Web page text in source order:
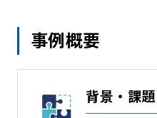
事例概要
背景・課題